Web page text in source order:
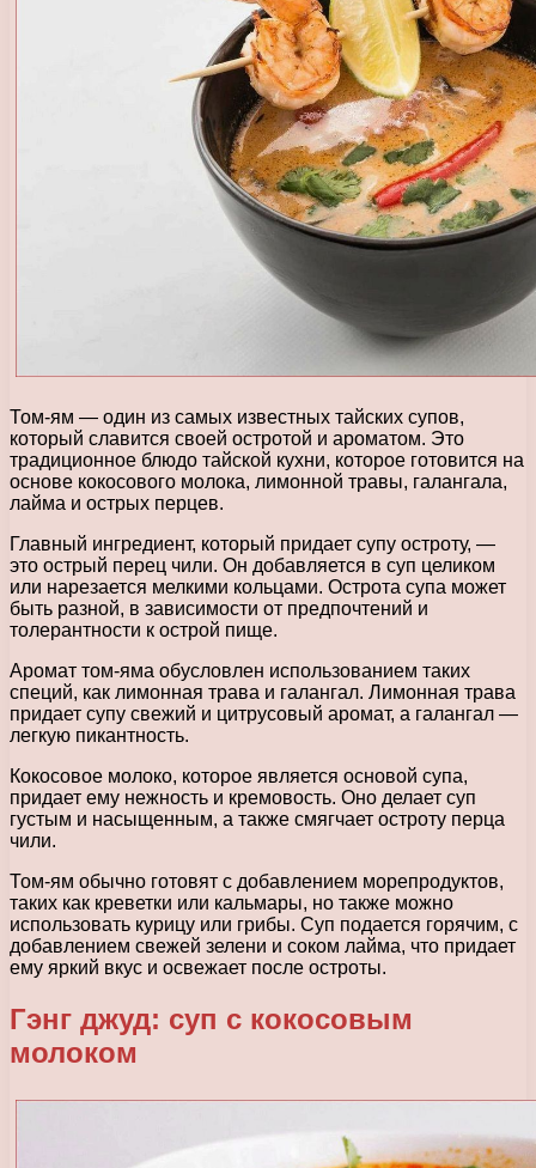
Том-ям — один из самых известных тайских супов,
который славится своей остротой и ароматом. Это
традиционное блюдо тайской кухни, которое готовится на
основе кокосового молока, лимонной травы, галангала,
лайма и острых перцев.
Главный ингредиент, который придает супу остроту, —
это острый перец чили. Он добавляется в суп целиком
или нарезается мелкими кольцами. Острота супа может
быть разной, в зависимости от предпочтений и
толерантности к острой пище.
Аромат том-яма обусловлен использованием таких
специй, как лимонная трава и галангал. Лимонная трава
придает супу свежий и цитрусовый аромат, а галангал —
легкую пикантность.
Кокосовое молоко, которое является основой супа,
придает ему нежность и кремовость. Оно делает суп
густым и насыщенным, а также смягчает остроту перца
чили.
Том-ям обычно готовят с добавлением морепродуктов,
таких как креветки или кальмары, но также можно
использовать курицу или грибы. Суп подается горячим, с
добавлением свежей зелени и соком лайма, что придает
ему яркий вкус и освежает после остроты.
Гэнг джуд: суп с кокосовым
молоком